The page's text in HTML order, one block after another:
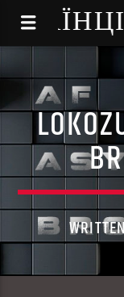
-